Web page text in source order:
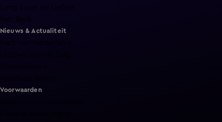
Lang Leve de Liefde
Nieuws & Actualiteit
Voorwaarden